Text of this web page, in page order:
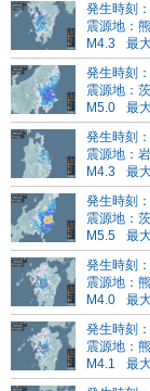
発生時刻
震源地：
M4.3
最
発生時刻
震源地：
M5.0
最
発生時刻
震源地：
M4.3
最
発生時刻
震源地：
M5.5
最
発生時刻
震源地：
M4.0
最
発生時刻
震源地：
M4.1
最